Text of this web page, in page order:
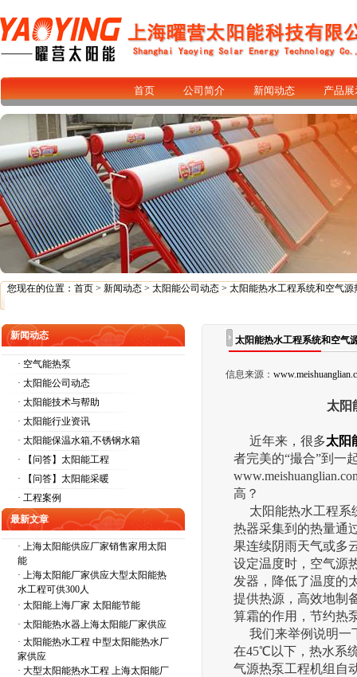
首页 公司简介 新闻动态 产品展
您现在的位置： 首页 > 新闻动态 > 太阳能公司动态 > 太阳能热水工程系统和空气
新闻动态
· 空气能热泵
· 太阳能公司动态
· 太阳能技术与帮助
· 太阳能行业资讯
· 太阳能保温水箱,不锈钢水箱
· 【问答】太阳能工程
· 【问答】太阳能采暖
· 工程案例
最新文章
· 上海太阳能供应厂家销售家用太阳
能
· 上海太阳能厂家供应大型太阳能热
水工程可供300人
· 太阳能上海厂家 太阳能节能
· 太阳能热水器上海太阳能厂家供应
· 太阳能热水工程 中型太阳能热水厂
家供应
· 大型太阳能热水工程 上海太阳能厂
太阳能热水工程系统和空气
信息来源：
太阳
近年来，很多太阳
者完美的“撮合”到一
高？
太阳能热水工程系
热器采集到的热量通
果连续阴雨天气或多
设定温度时，空气源
发器，降低了温度的
提供热源，高效地制
算霜的作用，节约热
我们来举例说明一
在45℃以下，热水系
气源热泵工程机组自